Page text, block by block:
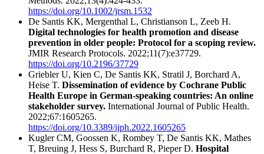
https://doi.org/10.1002/jrsm.1532
De Santis KK, Mergenthal L, Christianson L, Zeeb H.
Digital technologies for health promotion and disease
prevention in older people: Protocol for a scoping review.
JMIR Research Protocols. 2022;11(7):e37729.
https://doi.org/10.2196/37729
Griebler U, Kien C, De Santis KK, Stratil J, Borchard A,
Heise T. Dissemination of evidence by Cochrane Public
Health Europe in German-speaking countries: An online
stakeholder survey. International Journal of Public Health.
2022;67:1605265.
https://doi.org/10.3389/ijph.2022.1605265
Kugler CM, Goossen K, Rombey T, De Santis KK, Mathes
T, Breuing J, Hess S, Burchard R, Pieper D. Hospital